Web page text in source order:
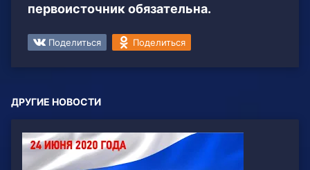
первоисточник обязательна.
Поделиться Поделиться
ДРУГИЕ НОВОСТИ